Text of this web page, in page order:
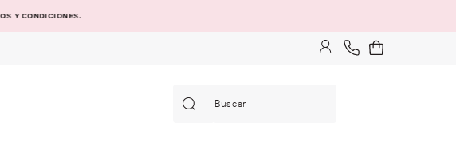
Y CONDICIONES.